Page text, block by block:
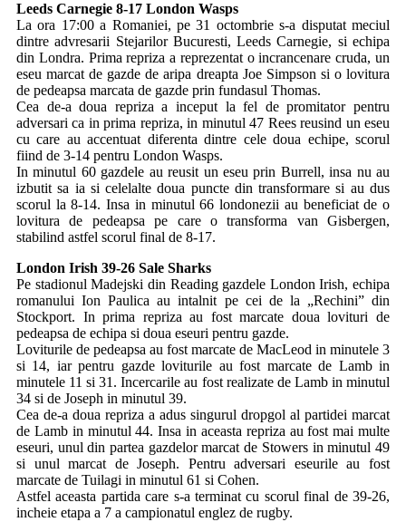
Leeds Carnegie 8-17 London Wasps
La ora 17:00 a Romaniei, pe 31 octombrie s-a disputat meciul
dintre advresarii Stejarilor Bucuresti, Leeds Carnegie, si echipa
din Londra. Prima repriza a reprezentat o incrancenare cruda, un
eseu marcat de gazde de aripa dreapta Joe Simpson si o lovitura
de pedeapsa marcata de gazde prin fundasul Thomas.
Cea de-a doua repriza a inceput la fel de promitator pentru
adversari ca in prima repriza, in minutul 47 Rees reusind un eseu
cu care au accentuat diferenta dintre cele doua echipe, scorul
fiind de 3-14 pentru London Wasps.
In minutul 60 gazdele au reusit un eseu prin Burrell, insa nu au
izbutit sa ia si celelalte doua puncte din transformare si au dus
scorul la 8-14. Insa in minutul 66 londonezii au beneficiat de o
lovitura de pedeapsa pe care o transforma van Gisbergen,
stabilind astfel scorul final de 8-17.
London Irish 39-26 Sale Sharks
Pe stadionul Madejski din Reading gazdele London Irish, echipa
romanului Ion Paulica au intalnit pe cei de la „Rechini” din
Stockport. In prima repriza au fost marcate doua lovituri de
pedeapsa de echipa si doua eseuri pentru gazde.
Loviturile de pedeapsa au fost marcate de MacLeod in minutele 3
si 14, iar pentru gazde loviturile au fost marcate de Lamb in
minutele 11 si 31. Incercarile au fost realizate de Lamb in minutul
34 si de Joseph in minutul 39.
Cea de-a doua repriza a adus singurul dropgol al partidei marcat
de Lamb in minutul 44. Insa in aceasta repriza au fost mai multe
eseuri, unul din partea gazdelor marcat de Stowers in minutul 49
si unul marcat de Joseph. Pentru adversari eseurile au fost
marcate de Tuilagi in minutul 61 si Cohen.
Astfel aceasta partida care s-a terminat cu scorul final de 39-26,
incheie etapa a 7 a campionatul englez de rugby.